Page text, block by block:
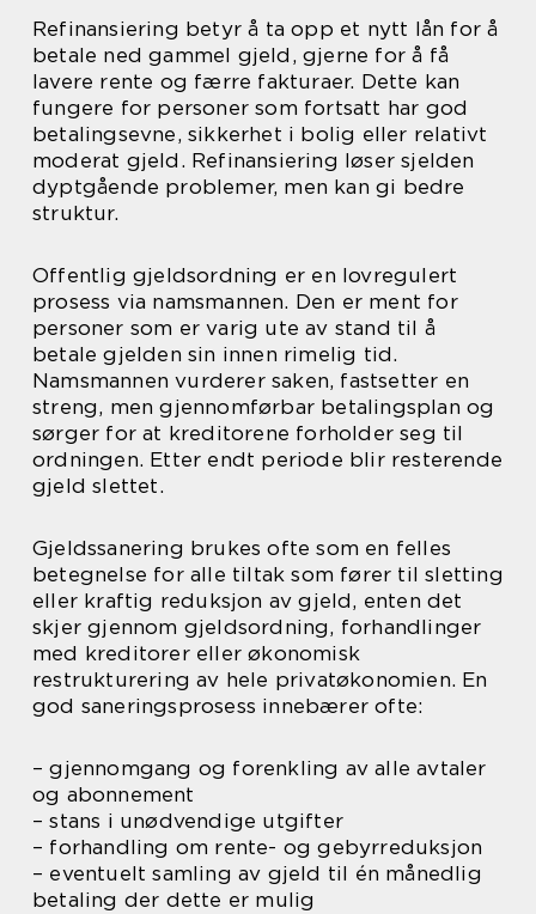
Refinansiering betyr å ta opp et nytt lån for å
betale ned gammel gjeld, gjerne for å få
lavere rente og færre fakturaer. Dette kan
fungere for personer som fortsatt har god
betalingsevne, sikkerhet i bolig eller relativt
moderat gjeld. Refinansiering løser sjelden
dyptgående problemer, men kan gi bedre
struktur.
Offentlig gjeldsordning er en lovregulert
prosess via namsmannen. Den er ment for
personer som er varig ute av stand til å
betale gjelden sin innen rimelig tid.
Namsmannen vurderer saken, fastsetter en
streng, men gjennomførbar betalingsplan og
sørger for at kreditorene forholder seg til
ordningen. Etter endt periode blir resterende
gjeld slettet.
Gjeldssanering brukes ofte som en felles
betegnelse for alle tiltak som fører til sletting
eller kraftig reduksjon av gjeld, enten det
skjer gjennom gjeldsordning, forhandlinger
med kreditorer eller økonomisk
restrukturering av hele privatøkonomien. En
god saneringsprosess innebærer ofte:
– gjennomgang og forenkling av alle avtaler
og abonnement
– stans i unødvendige utgifter
– forhandling om rente- og gebyrreduksjon
– eventuelt samling av gjeld til én månedlig
betaling der dette er mulig